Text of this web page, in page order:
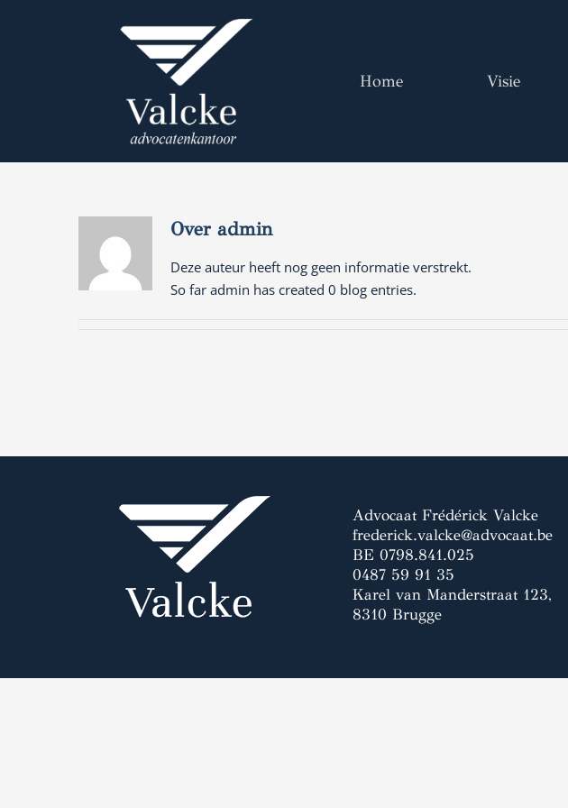
Home Visie
Over admin
Deze auteur heeft nog geen informatie verstrekt.
So far admin has created 0 blog entries.
Advocaat Frédérick Valcke
frederick.valcke@advocaat.be
BE 0798.841.025
0487 59 91 35
Karel van Manderstraat 123,
8310 Brugge